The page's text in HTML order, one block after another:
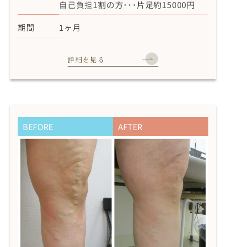
自己負担1割の方･･･片足約15000円
期間
1ヶ月
詳細を見る
BEFORE AFTER